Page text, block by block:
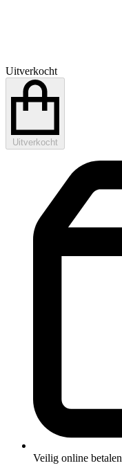
Uitverkocht
Uitverkocht
Veilig online betalen